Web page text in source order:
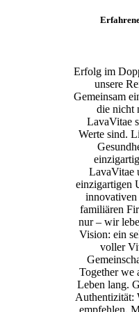
Erfolg im
unsere
Gemeinsam
die nicht
LavaVitae
Werte sind.
LavaVitae
einzigartigen
familiären
nur – wir
Vision: ein
voller
Together we
Leben lang.
Authentizität:
empfehlen.